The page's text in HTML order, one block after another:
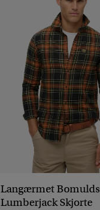
Langærmet Bomulds
Lumberjack Skjorte